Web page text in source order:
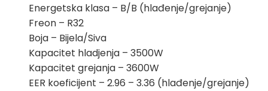
Energetska klasa – B/B (hlađenje/grejanje)
Freon – R32
Boja – Bijela/Siva
Kapacitet hladjenja – 3500W
Kapacitet grejanja – 3600W
EER koeficijent – 2.96 – 3.36 (hlađenje/grejanje)